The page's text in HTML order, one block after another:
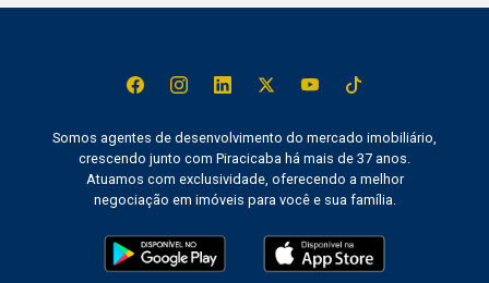
Somos agentes de desenvolvimento do mercado imobiliário,
crescendo junto com Piracicaba há mais de 37 anos.
Atuamos com exclusividade, oferecendo a melhor
negociação em imóveis para você e sua família.